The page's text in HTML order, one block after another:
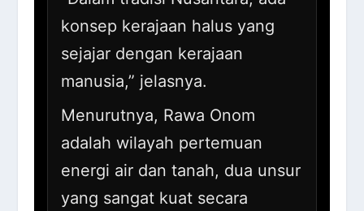
konsep kerajaan halus yang
sejajar dengan kerajaan
manusia,” jelasnya.
Menurutnya, Rawa Onom
adalah wilayah pertemuan
energi air dan tanah, dua unsur
yang sangat kuat secara